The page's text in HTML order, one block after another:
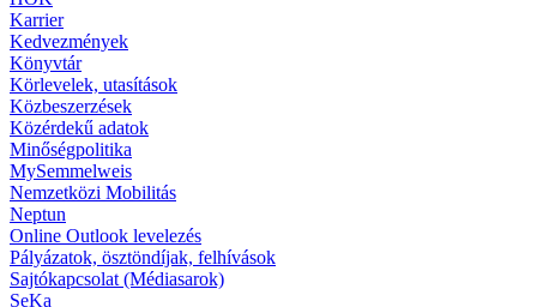
Karrier
Kedvezmények
Könyvtár
Körlevelek, utasítások
Közbeszerzések
Közérdekű adatok
Minőségpolitika
MySemmelweis
Nemzetközi Mobilitás
Neptun
Online Outlook levelezés
Pályázatok, ösztöndíjak, felhívások
Sajtókapcsolat (Médiasarok)
SeKa